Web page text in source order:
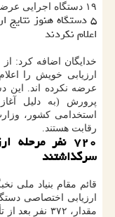
۱۹ دستگاه اجرایی عرضه شدند.
۵ دستگاه هنوز
اعلام نکردند
عرضه نکرده اند. این
پرورش (به دلیل آغاز
استخدامی کشور،
رقابت هستند.
۷۲۰ نفر
سرگذاشتند
ارزیابی اختصاصی
مقدار، ۳۷۲